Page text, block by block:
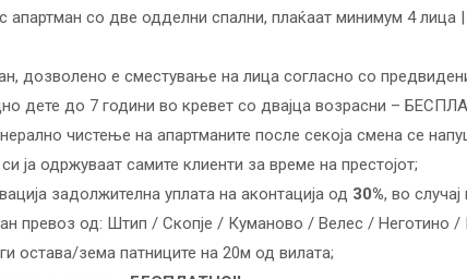
апартман со две одделни спални, плаќаат минимум 4
дозволено е сместување на лица согласно со
дете до 7 години во кревет со двајца возрасни –
чистење на апартманите после секоја смена се
ја одржуваат самите клиенти за време на престојот;
задолжителна уплата на аконтација од 30%, во
превоз од: Штип / Скопје / Куманово / Велес / Неготино /
остава/зема патниците на 20м од вилата;